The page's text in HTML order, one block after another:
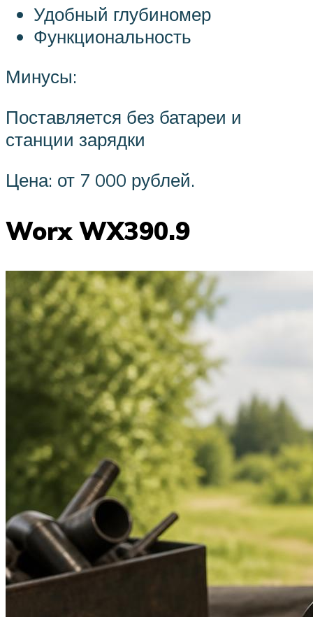
Удобный глубиномер
Функциональность
Минусы:
Поставляется без батареи и
станции зарядки
Цена: от 7 000 рублей.
Worx WX390.9